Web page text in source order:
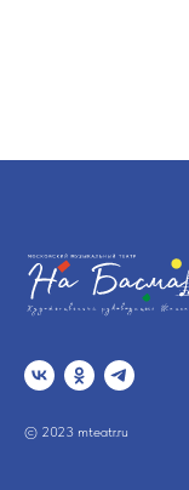
© 2023 mteatr.ru